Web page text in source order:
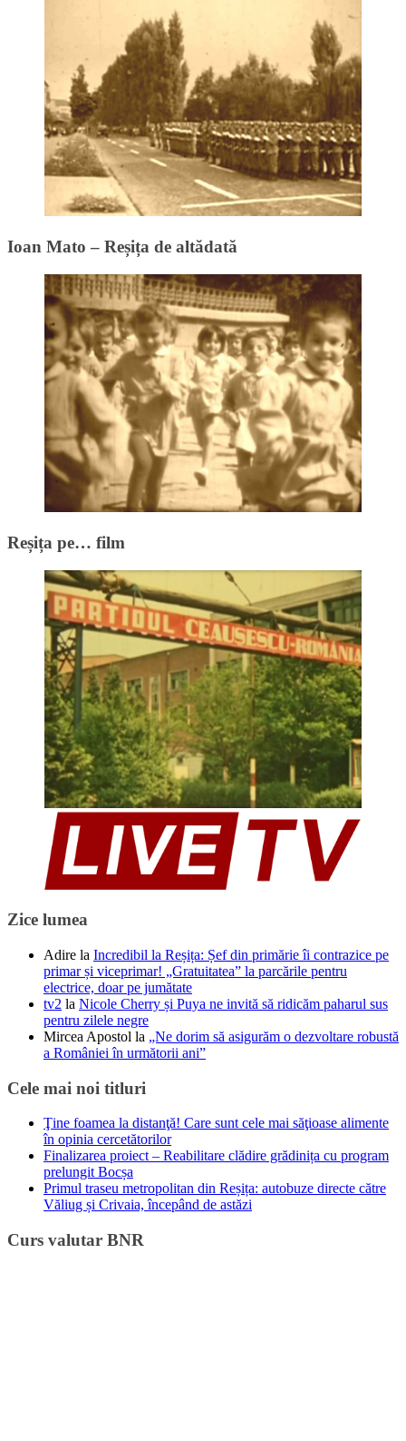
Ioan Mato – Reșița de altădată
Reșița pe… film
Zice lumea
Adire la Incredibil la Reșița: Șef din primărie îi contrazice pe
primar și viceprimar! „Gratuitatea” la parcările pentru
electrice, doar pe jumătate
tv2 la Nicole Cherry și Puya ne invită să ridicăm paharul sus
pentru zilele negre
Mircea Apostol la „Ne dorim să asigurăm o dezvoltare robustă
a României în următorii ani”
Cele mai noi titluri
Ţine foamea la distanţă! Care sunt cele mai săţioase alimente
în opinia cercetătorilor
Finalizarea proiect – Reabilitare clădire grădinița cu program
prelungit Bocșa
Primul traseu metropolitan din Reșița: autobuze directe către
Văliug și Crivaia, începând de astăzi
Curs valutar BNR